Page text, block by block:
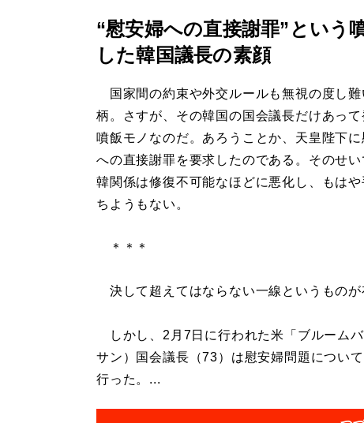
“慰安婦への直接謝罪”とい
した韓国議長の素顔
国家間の約束や外交ルールも無視の度し難
柄。さすが、その韓国の国会議長だけあって
噴飯モノなのだ。あろうことか、天皇陛下
への直接謝罪を要求したのである。そのせい
韓関係は修復不可能なほどに悪化し、もは
ちようもない。
＊＊＊
決して超えてはならない一線というものが
しかし、2月7日に行われた米「ブルーム
サン）国会議長（73）は慰安婦問題につい
行った。...